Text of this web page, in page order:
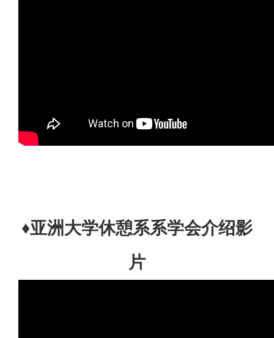
♦亚洲大学休憩系系学会介绍影
片